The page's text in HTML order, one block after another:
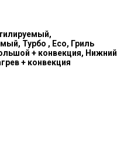
Турбо , Eco, Гриль
+ конвекция, Нижний
+ конвекция